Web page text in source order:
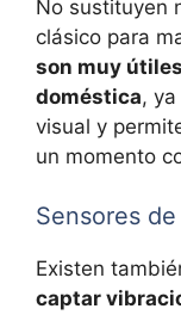
No sustituyen
clásico para
son muy
doméstica,
visual y
un momento
Sensores
Existen
captar